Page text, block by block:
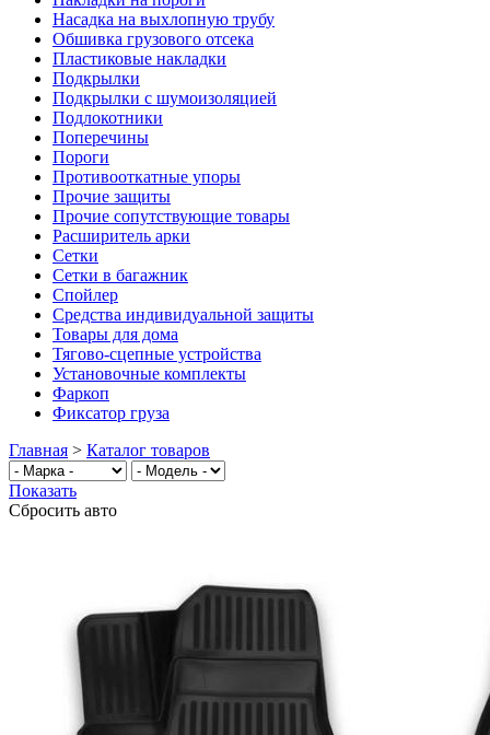
Насадка на выхлопную трубу
Обшивка грузового отсека
Пластиковые накладки
Подкрылки
Подкрылки с шумоизоляцией
Подлокотники
Поперечины
Пороги
Противооткатные упоры
Прочие защиты
Прочие сопутствующие товары
Расширитель арки
Сетки
Сетки в багажник
Спойлер
Средства индивидуальной защиты
Товары для дома
Тягово-сцепные устройства
Установочные комплекты
Фаркоп
Фиксатор груза
Главная > Каталог товаров
Показать
Сбросить авто